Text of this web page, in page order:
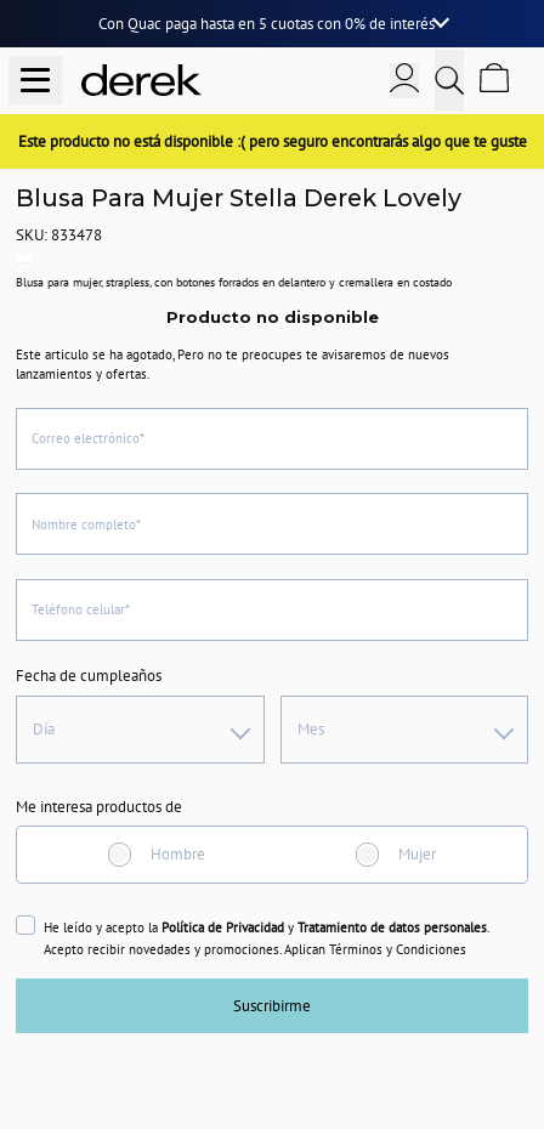
Con Quac paga hasta en 5 cuotascon0% de interés
Este producto no está disponible :( pero seguro encontrarás algo que te guste
Blusa Para Mujer Stella Derek Lovely
SKU: 833478
Blusa para mujer, strapless, con botones forrados en delantero y cremallera en costado
Producto no disponible
Este articulo se ha agotado, Pero no te preocupes te avisaremos de nuevos
lanzamientos y ofertas.
Correo electrónico*
Nombre completo*
Teléfono celular*
Fecha de cumpleaños
Día Mes
Me interesa productos de
Hombre Mujer
He leído y acepto la Política de Privacidady Tratamiento de datos personales.
Acepto recibir novedades y promociones. Aplican Términos y Condiciones
Suscribirme